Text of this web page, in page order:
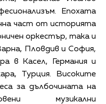
Епохата
част от историята
оркестър, така и
Пловдив и София,
в Касел, Германия и
Турция. Високите
за дълбочината на
музикални